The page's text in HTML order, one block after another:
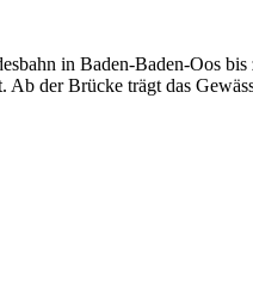
in Baden-Baden-Oos
der Brücke trägt das